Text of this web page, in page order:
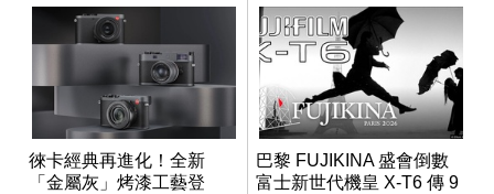
徠卡經典再進化！全新
「金屬灰」烤漆工藝登
巴黎 FUJIKINA 盛會倒數
富士新世代機皇 X-T6 傳 9